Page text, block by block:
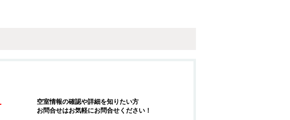
空室情報の確認や詳細を知りたい方
お問合せはお気軽にお問合せください！